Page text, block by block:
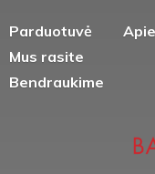
Parduotuvė
Apie
Mus rasite
Bendraukime